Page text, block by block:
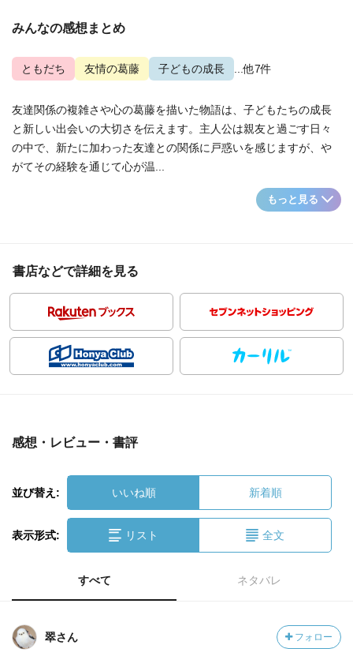
みんなの感想まとめ
ともだち 友情の葛藤 子どもの成長 ...他7件
友達関係の複雑さや心の葛藤を描いた物語は、子どもたちの成長
と新しい出会いの大切さを伝えます。主人公は親友と過ごす日々
の中で、新たに加わった友達との関係に戸惑いを感じますが、や
がてその経験を通じて心が温...
もっと見る
書店などで詳細を見る
感想・レビュー・書評
並び替え: いいね順 新着順
表示形式: リスト 全文
すべて ネタバレ
翠さん フォロー